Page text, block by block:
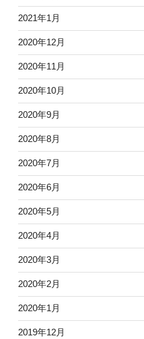
2021年1月
2020年12月
2020年11月
2020年10月
2020年9月
2020年8月
2020年7月
2020年6月
2020年5月
2020年4月
2020年3月
2020年2月
2020年1月
2019年12月